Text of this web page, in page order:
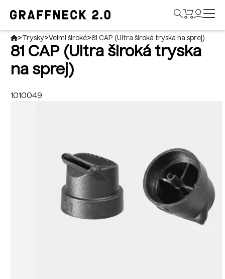
> Trysky>Velmi široké>81 CAP (Ultra široká tryska na sprej)
81 CAP (Ultra široká tryska
na sprej)
1010049